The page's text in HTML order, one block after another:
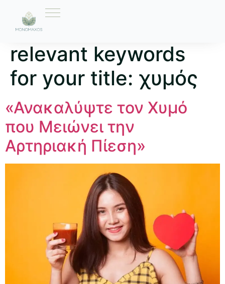
Ετικέτα:
relevant keywords
for your title: χυμός
«Ανακαλύψτε τον Χυμό
που Μειώνει την
Αρτηριακή Πίεση»